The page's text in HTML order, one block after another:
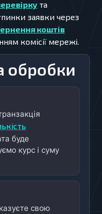
обробки
буде
курс і суму
свою
та
заявки через
коштів
комісії мережі.